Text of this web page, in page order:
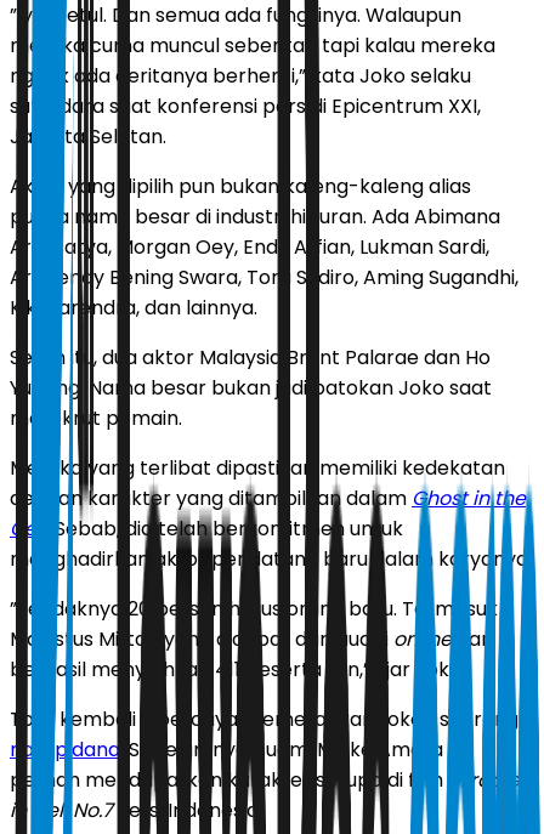
”Iya, betul. Dan semua ada fungsinya. Walaupun
mereka cuma muncul sebentar, tapi kalau mereka
nggak ada ceritanya berhenti,” kata Joko selaku
sutradara saat konferensi pers di Epicentrum XXI,
Jakarta Selatan.
Aktor yang dipilih pun bukan kaleng-kaleng alias
punya nama besar di industri hiburan. Ada Abimana
Aryasatya, Morgan Oey, Endy Arfian, Lukman Sardi,
Arswendy Bening Swara, Tora Sudiro, Aming Sugandhi,
Kiki Narendra, dan lainnya.
Selain itu, dua aktor Malaysia Bront Palarae dan Ho
Yuhang. Nama besar bukan jadi patokan Joko saat
merekrut pemain.
Mereka yang terlibat dipastikan memiliki kedekatan
dengan karakter yang ditampilkan dalam Ghost in the
Cell
Sebab, dia telah berkomitmen untuk
menghadirkan aktor pendatang baru dalam karyanya.
”Setidaknya 20 persen harus orang baru. Termasuk
Magistus Miftah yang didapat dari audisi online dan
berhasil menyisihkan 411 peserta lain,” ujar Joko.
Tora kembali dipercaya memerankan tokoh seorang
narapidana . Sebelumnya, suami Mieke Amalia itu
pernah mendapatkan karakter serupa di film Miracle
in Cell No.7versi Indonesia.